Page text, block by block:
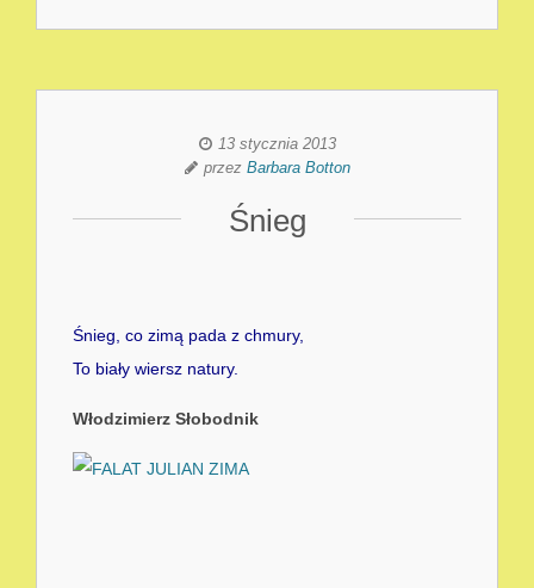
13 stycznia 2013
przez Barbara Botton
Śnieg
Śnieg, co zimą pada z chmury,
To biały wiersz natury.
Włodzimierz Słobodnik